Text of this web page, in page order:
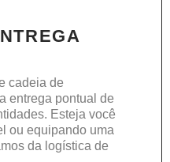
cadeia de
entrega pontual de
Esteja você
ou equipando uma
da logística de